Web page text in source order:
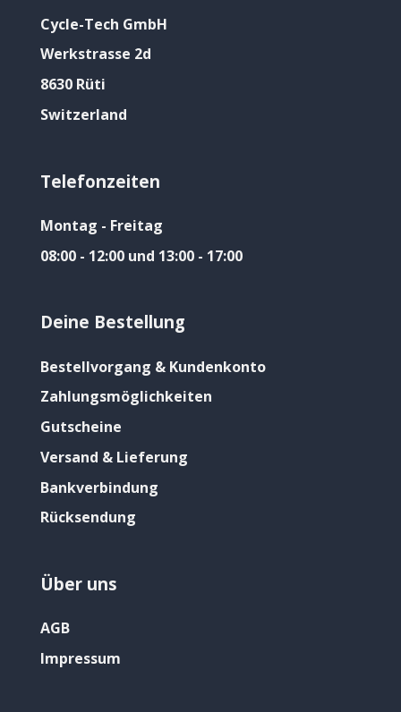
Cycle-Tech GmbH
Werkstrasse 2d
8630 Rüti
Switzerland
Telefonzeiten
Montag - Freitag
08:00 - 12:00 und 13:00 - 17:00
Deine Bestellung
Bestellvorgang & Kundenkonto
Zahlungsmöglichkeiten
Gutscheine
Versand & Lieferung
Bankverbindung
Rücksendung
Über uns
AGB
Impressum